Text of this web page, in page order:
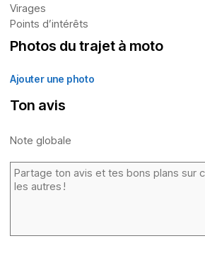
Virages
Points d’intérêts
Photos du trajet à moto
Ajouter une photo
Ton avis
Note globale